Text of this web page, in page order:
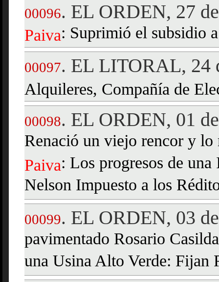
00096. EL ORDEN, 27
Paiva: Suprimió el subsidio
00097. EL LITORAL, 24
Alquileres, Compañía de
00098. EL ORDEN, 01
Renació un viejo rencor y
Paiva: Los progresos de
Nelson Impuesto a los
00099. EL ORDEN, 03
pavimentado Rosario
una Usina Alto Verde: Fijan